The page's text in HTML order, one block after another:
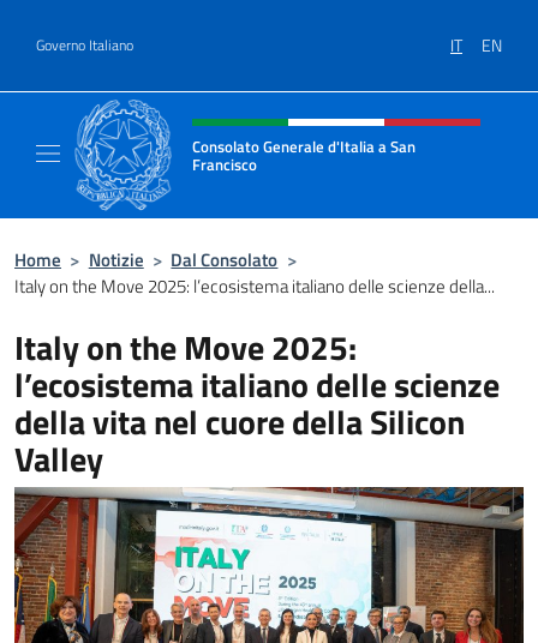
Governo Italiano IT EN
Intestazione sito, social e menù
Consolato Generale d'Italia a San
Francisco
Home > Notizie > Dal Consolato >
Italy on the Move 2025: l’ecosistema italiano delle scienze della...
Italy on the Move 2025:
l’ecosistema italiano delle scienze
della vita nel cuore della Silicon
Valley